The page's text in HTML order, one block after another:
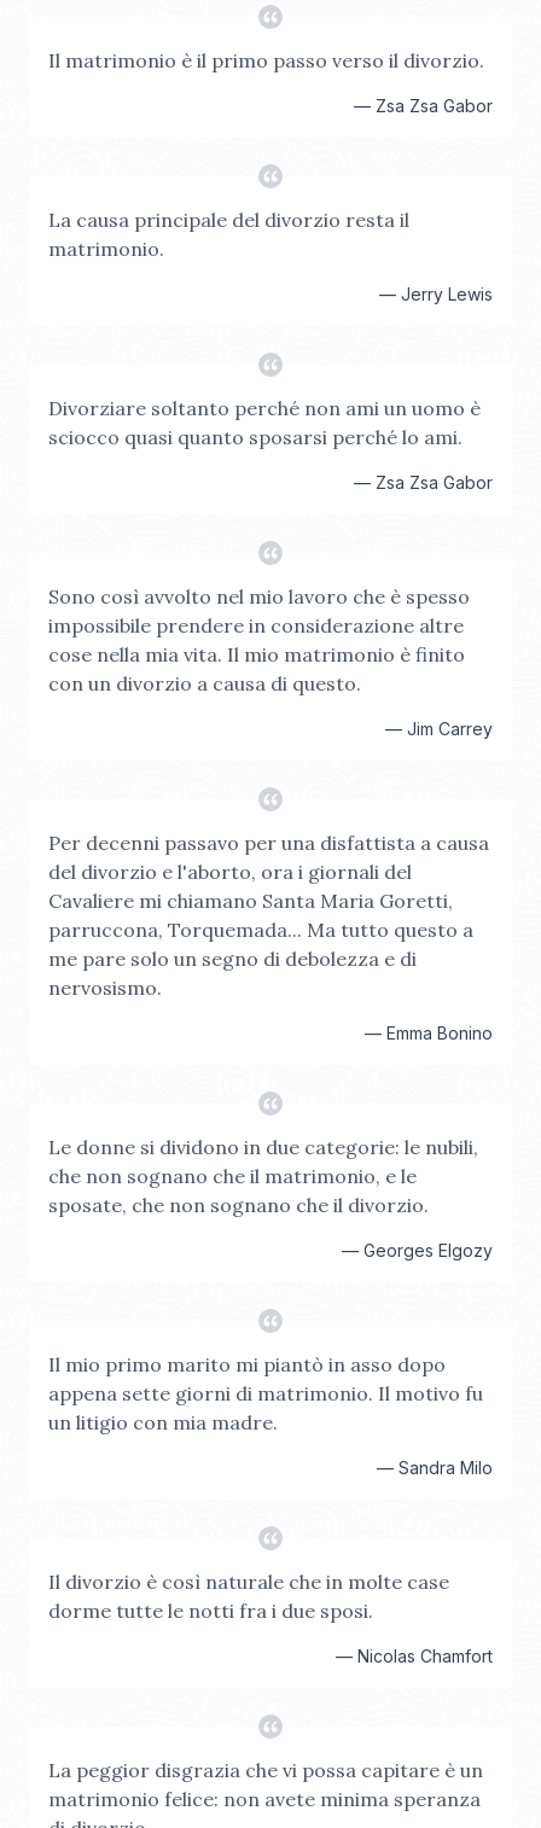
Il matrimonio è il primo passo verso il divorzio.
— Zsa Zsa Gabor
La causa principale del divorzio resta il
matrimonio.
— Jerry Lewis
Divorziare soltanto perché non ami un uomo è
sciocco quasi quanto sposarsi perché lo ami.
— Zsa Zsa Gabor
Sono così avvolto nel mio lavoro che è spesso
impossibile prendere in considerazione altre
cose nella mia vita. Il mio matrimonio è finito
con un divorzio a causa di questo.
— Jim Carrey
Per decenni passavo per una disfattista a causa
del divorzio e l'aborto, ora i giornali del
Cavaliere mi chiamano Santa Maria Goretti,
parruccona, Torquemada... Ma tutto questo a
me pare solo un segno di debolezza e di
nervosismo.
— Emma Bonino
Le donne si dividono in due categorie: le nubili,
che non sognano che il matrimonio, e le
sposate, che non sognano che il divorzio.
— Georges Elgozy
Il mio primo marito mi piantò in asso dopo
appena sette giorni di matrimonio. Il motivo fu
un litigio con mia madre.
— Sandra Milo
Il divorzio è così naturale che in molte case
dorme tutte le notti fra i due sposi.
— Nicolas Chamfort
La peggior disgrazia che vi possa capitare è un
matrimonio felice: non avete minima speranza